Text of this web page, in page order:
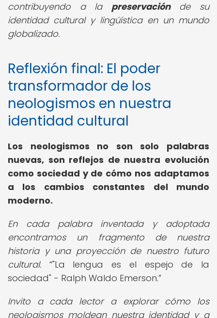
contribuyendo a la preservaciónde su
identidad cultural y lingüística en un mundo
globalizado.
Reflexión final: El poder
transformador de los
neologismos en nuestra
identidad cultural
Los neologismos no son solo palabras
nuevas, son reflejos de nuestra evolución
como sociedad y de cómo nos adaptamos
a los cambios constantes del mundo
moderno.
En cada palabra inventada y adoptada
encontramos un fragmento de nuestra
historia y una proyección de nuestro futuro
cultural.
"La lengua es el espejo de la
sociedad" - Ralph Waldo Emerson.
Invito a cada lector a explorar cómo los
neologismos moldean nuestra identidad y a